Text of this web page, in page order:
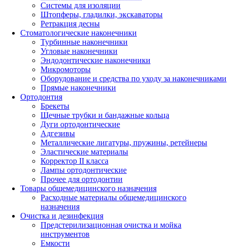
Системы для изоляции
Штопферы, гладилки, экскаваторы
Ретракция десны
Стоматологические наконечники
Турбинные наконечники
Угловые наконечники
Эндодонтические наконечники
Микромоторы
Оборудование и средства по уходу за наконечниками
Прямые наконечники
Ортодонтия
Брекеты
Щечные трубки и бандажные кольца
Дуги ортодонтические
Адгезивы
Металлические лигатуры, пружины, ретейнеры
Эластические материалы
Корректор II класса
Лампы ортодонтические
Прочее для ортодонтии
Товары общемедицинского назначения
Расходные материалы общемедицинского
назначения
Очистка и дезинфекция
Предстерилизационная очистка и мойка
инструментов
Емкости